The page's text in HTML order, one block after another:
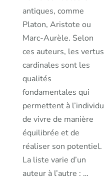
antiques, comme
Platon, Aristote ou
Marc-Aurèle. Selon
ces auteurs, les vertus
cardinales sont les
qualités
fondamentales qui
permettent à l’individu
de vivre de manière
équilibrée et de
réaliser son potentiel.
La liste varie d’un
auteur à l’autre : …